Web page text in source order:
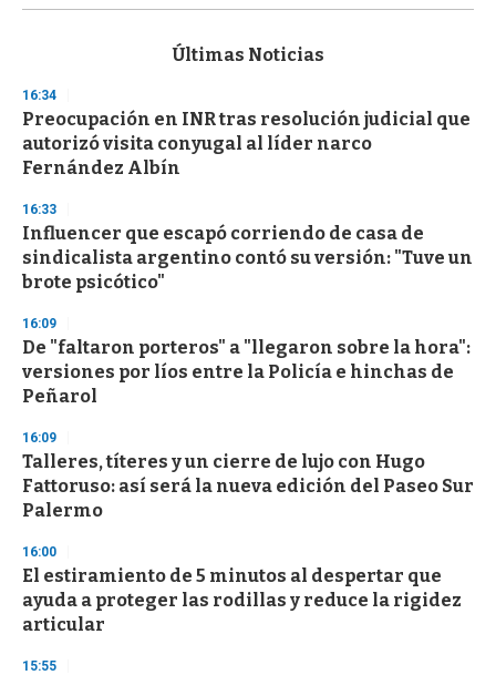
s
d
s
o
f
3
s
e
c
o
n
Últimas Noticias
16:34
Preocupación en INR tras resolución judicial que
autorizó visita conyugal al líder narco
Fernández Albín
16:33
Influencer que escapó corriendo de casa de
sindicalista argentino contó su versión: "Tuve un
brote psicótico"
16:09
De "faltaron porteros" a "llegaron sobre la hora":
versiones por líos entre la Policía e hinchas de
Peñarol
16:09
Talleres, títeres y un cierre de lujo con Hugo
Fattoruso: así será la nueva edición del Paseo Sur
Palermo
16:00
El estiramiento de 5 minutos al despertar que
ayuda a proteger las rodillas y reduce la rigidez
articular
15:55